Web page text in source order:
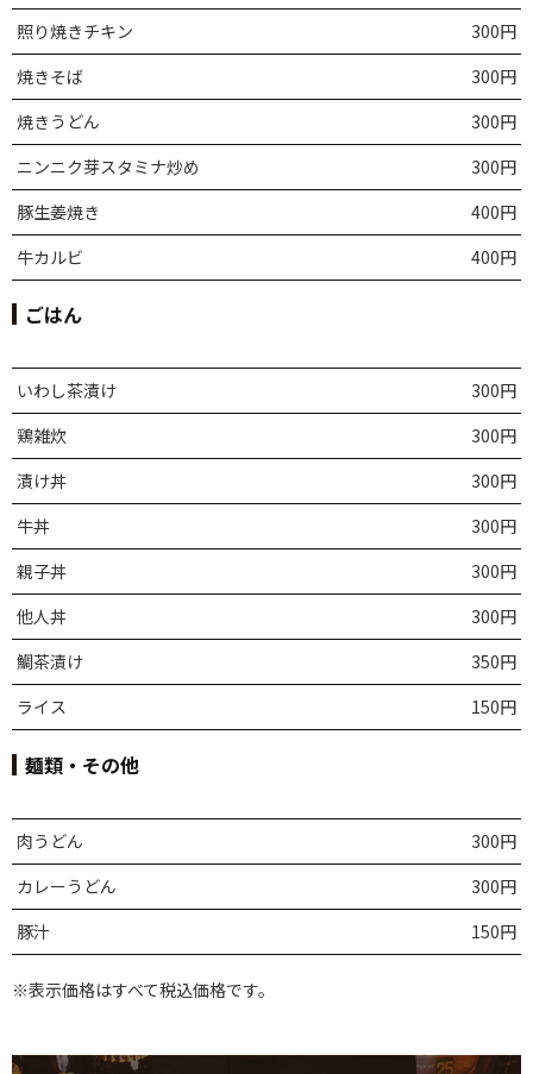
照り焼きチキン
300円
焼きそば
300円
焼きうどん
300円
ニンニク芽スタミナ炒め
300円
豚生姜焼き
400円
牛カルビ
400円
ごはん
いわし茶漬け
300円
鶏雑炊
300円
漬け丼
300円
牛丼
300円
親子丼
300円
他人丼
300円
鯛茶漬け
350円
ライス
150円
麺類・その他
肉うどん
300円
カレーうどん
300円
豚汁
150円
※表示価格はすべて税込価格です。